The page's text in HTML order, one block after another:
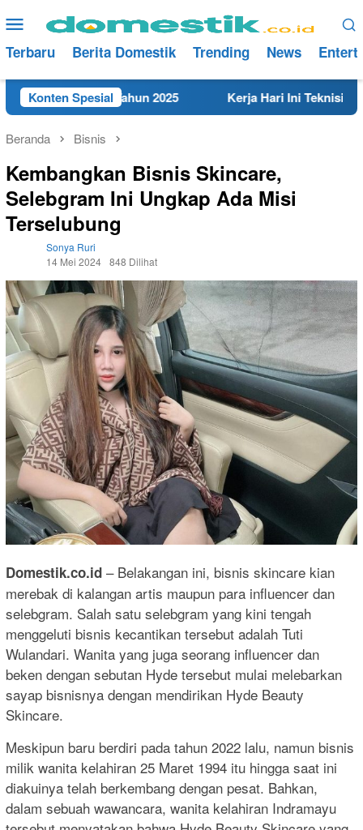
ke
konten
Menu
Mobile
Terbaru Berita Domestik Trending News
Konten Spesial
Rembang Tahun 2025 Kerja Hari Ini Teknisi/
Beranda Bisnis
Kembangkan Bisnis Skincare,
Selebgram Ini Ungkap Ada Misi
Terselubung
Sonya Ruri
14 Mei 2024 848 Dilihat
Domestik.co.id – Belakangan ini, bisnis skincare kian
merebak di kalangan artis maupun para influencer dan
selebgram. Salah satu selebgram yang kini tengah
menggeluti bisnis kecantikan tersebut adalah Tuti
Wulandari. Wanita yang juga seorang influencer dan
beken dengan sebutan Hyde tersebut mulai melebarkan
sayap bisnisnya dengan mendirikan Hyde Beauty
Skincare.
Meskipun baru berdiri pada tahun 2022 lalu, namun bisnis
milik wanita kelahiran 25 Maret 1994 itu hingga saat ini
diakuinya telah berkembang dengan pesat. Bahkan,
dalam sebuah wawancara, wanita kelahiran Indramayu